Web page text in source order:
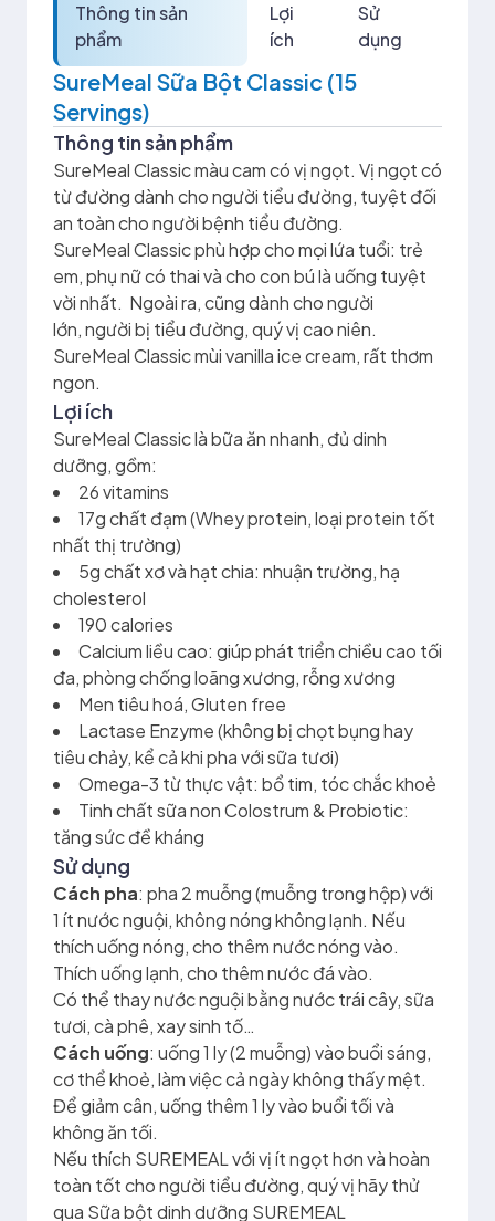
Thông tin sản
phẩm
Lợi
ích
Sử
dụng
SureMeal Sữa Bột Classic (15
Servings)
Thông tin sản phẩm
SureMeal Classic màu cam có vị ngọt. Vị ngọt có
từ đường dành cho người tiểu đường, tuyệt đối
an toàn cho người bệnh tiểu đường.
SureMeal Classic phù hợp cho mọi lứa tuổi: trẻ
em, phụ nữ có thai và cho con bú là uống tuyệt
vời nhất. Ngoài ra, cũng dành cho người
lớn, người bị tiểu đường, quý vị cao niên.
SureMeal Classic mùi vanilla ice cream, rất thơm
ngon.
Lợi ích
SureMeal Classic là bữa ăn nhanh, đủ dinh
dưỡng, gồm:
26 vitamins
17g chất đạm (Whey protein, loại protein tốt
nhất thị trường)
5g chất xơ và hạt chia: nhuận trường, hạ
cholesterol
190 calories
Calcium liều cao: giúp phát triển chiều cao tối
đa, phòng chống loãng xương, rỗng xương
Men tiêu hoá, Gluten free
Lactase Enzyme (không bị chọt bụng hay
tiêu chảy, kể cả khi pha với sữa tươi)
Omega-3 từ thực vật: bổ tim, tóc chắc khoẻ
Tinh chất sữa non Colostrum & Probiotic:
tăng sức đề kháng
Sử dụng
Cách pha: pha 2 muỗng (muỗng trong hộp) với
1 ít nước nguội, không nóng không lạnh. Nếu
thích uống nóng, cho thêm nước nóng vào.
Thích uống lạnh, cho thêm nước đá vào.
Có thể thay nước nguội bằng nước trái cây, sữa
tươi, cà phê, xay sinh tố…
Cách uống: uống 1 ly (2 muỗng) vào buổi sáng,
cơ thể khoẻ, làm việc cả ngày không thấy mệt.
Để giảm cân, uống thêm 1 ly vào buổi tối và
không ăn tối.
Nếu thích SUREMEAL với vị ít ngọt hơn và hoàn
toàn tốt cho người tiểu đường, quý vị hãy thử
qua Sữa bột dinh dưỡng SUREMEAL